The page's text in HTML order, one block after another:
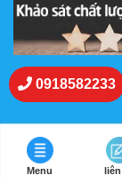
0918582233
Menu